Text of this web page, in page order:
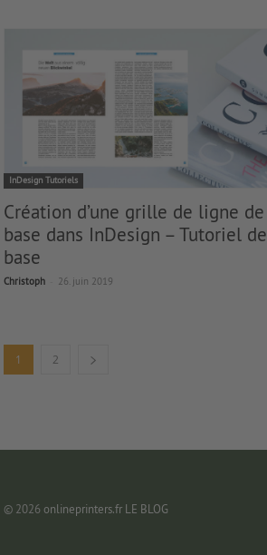
InDesign Tutoriels
Création d’une grille de ligne de
base dans InDesign – Tutoriel de
base
Christoph 26. juin 2019
1 2
© 2026 onlineprinters.fr LE BLOG